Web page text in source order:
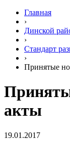
Главная
›
Динской
›
Стандарт
›
Принятые
акты
19.01.2017